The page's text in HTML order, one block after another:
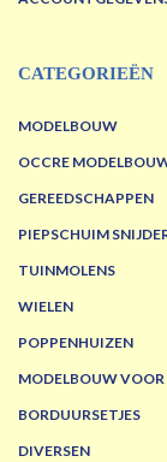
CATEGORIEËN
MODELBOUW
OCCRE
GEREEDSCHAPPEN
PIEPSCHUIM
TUINMOLENS
WIELEN
POPPENHUIZEN
MODELBOUW VOOR
BORDUURSETJES
DIVERSEN